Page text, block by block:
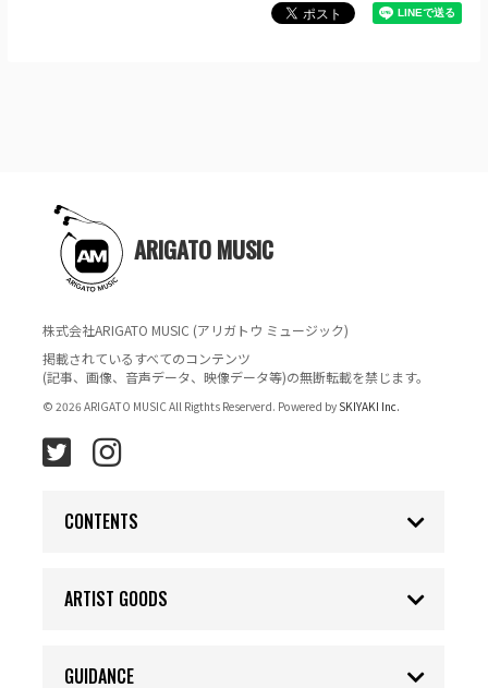
ARIGATO MUSIC
株式会社ARIGATO MUSIC (アリガトウ ミュージック)
掲載されているすべてのコンテンツ
(記事、画像、音声データ、映像データ等)の無断転載を禁じます。
© 2026 ARIGATO MUSIC All Rigthts Reserverd. Powered by SKIYAKI Inc.
CONTENTS
ARTIST GOODS
GUIDANCE